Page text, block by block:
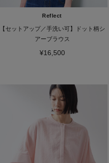
Reflect
【セットアップ／手洗い可】ドット柄シ
アーブラウス
¥16,500